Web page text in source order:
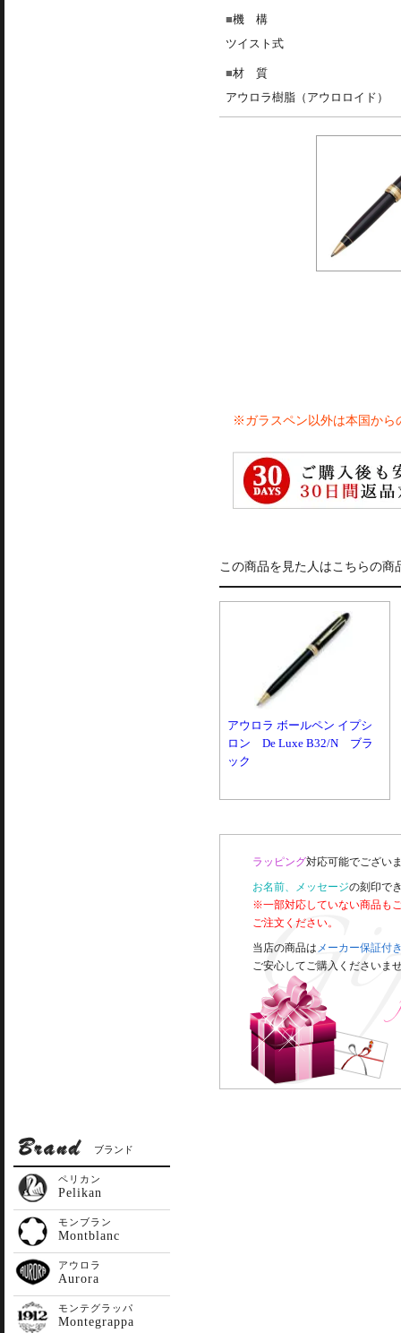
機 構
ツイスト式
材 質
アウロラ樹脂（アウロロイド）
※ガラスペン以外は本国から
この商品を見た人はこちらの商
アウロラ ボールペン イプシ
ロン De Luxe B32/N ブラ
ック
ラッピング対応可能でござい
お名前、メッセージの刻印で
※一部対応していない商品も
ご注文ください。
当店の商品は メーカー保証付
ご安心してご購入くださいま
ブランド
ペリカン
Pelikan
モンブラン
Montblanc
アウロラ
Aurora
モンテグラッパ
Montegrappa